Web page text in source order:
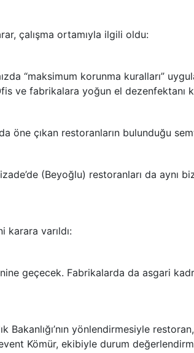
çalışma ortamıyla ilgili oldu:
“maksimum korunma kuralları”
ve fabrikalara yoğun el dezenfektanı
öne çıkan restoranların bulunduğu
(Beyoğlu) restoranları da aynı
karara varıldı:
geçecek. Fabrikalarda da asgari
Bakanlığı’nın yönlendirmesiyle
Kömür, ekibiyle durum